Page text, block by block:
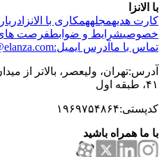
با الانزا
کارت هدیهمجلههمکاری با الانزا
خصوصیشرایط و ضوابطفرصت
تماس با ما آدرس ایمیل:cs@elanza.com
آدرس:تهران، ولیعصر، بالاتر از
۴۱، طبقه اول
کدپستی:۱۹۶۹۷۵۴۸۶۴
با ما همراه باشید